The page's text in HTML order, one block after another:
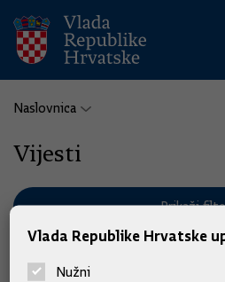
Naslovnica
Vijesti
Prikaži
Nema pronađenih vijesti.
Vlada Republike Hrvatske
Nužni